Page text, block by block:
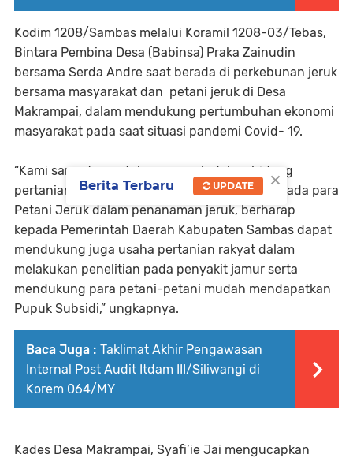
Kodim 1208/Sambas melalui Koramil 1208-03/Tebas,
Bintara Pembina Desa (Babinsa) Praka Zainudin
bersama Serda Andre saat berada di perkebunan jeruk
bersama masyarakat dan petani jeruk di Desa
Makrampai, dalam mendukung pertumbuhan ekonomi
masyarakat pada saat situasi pandemi Covid- 19.
“Kami sangat mendukung penuh dalam bidang
pertanian di Kabupaten Sambas terutama kepada para
Petani Jeruk dalam penanaman jeruk, berharap
kepada Pemerintah Daerah Kabupaten Sambas dapat
mendukung juga usaha pertanian rakyat dalam
melakukan penelitian pada penyakit jamur serta
mendukung para petani-petani mudah mendapatkan
Pupuk Subsidi,” ungkapnya.
Baca Juga : Taklimat Akhir Pengawasan
Internal Post Audit Itdam III/Siliwangi di
Korem 064/MY
Kades Desa Makrampai, Syafi’ie Jai mengucapkan
×
Berita Terbaru UPDATE